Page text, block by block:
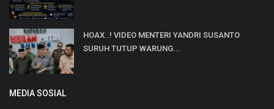
HOAX..! VIDEO MENTERI YANDRI SUSANTO
SURUH TUTUP WARUNG...
MEDIA SOSIAL